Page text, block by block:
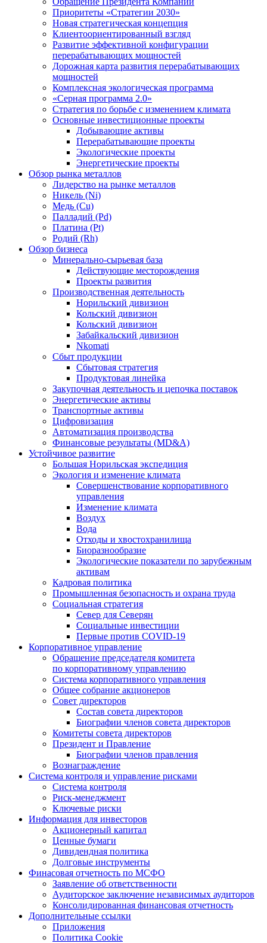
Приоритеты «Стратегии 2030»
Новая стратегическая концепция
Клиентоориентированный взгляд
Развитие эффективной конфигурации
перерабатывающих мощностей
Дорожная карта развития перерабатывающих
мощностей
Комплексная экологическая программа
«Серная программа 2.0»
Стратегия по борьбе с изменением климата
Основные инвестиционные проекты
Добывающие активы
Перерабатывающие проекты
Экологические проекты
Энергетические проекты
Обзор рынка металлов
Лидерство на рынке металлов
Никель (Ni)
Медь (Cu)
Палладий (Pd)
Платина (Pt)
Родий (Rh)
Обзор бизнеса
Минерально-сырьевая база
Действующие месторождения
Проекты развития
Производственная деятельность
Норильский дивизион
Кольский дивизион
Кольский дивизион
Забайкальский дивизион
Nkomati
Сбыт продукции
Сбытовая стратегия
Продуктовая линейка
Закупочная деятельность и цепочка поставок
Энергетические активы
Транспортные активы
Цифровизация
Автоматизация производства
Финансовые результаты (MD&A)
Устойчивое развитие
Большая Норильская экспедиция
Экология и изменение климата
Совершенствование корпоративного
управления
Изменение климата
Воздух
Вода
Отходы и хвостохранилища
Биоразнообразие
Экологические показатели по зарубежным
активам
Кадровая политика
Промышленная безопасность и охрана труда
Социальная стратегия
Север для Северян
Социальные инвестиции
Первые против COVID‑19
Корпоративное управление
Обращение председателя комитета
по корпоративному управлению
Система корпоративного управления
Общее собрание акционеров
Совет директоров
Состав совета директоров
Биографии членов совета директоров
Комитеты совета директоров
Президент и Правление
Биографии членов правления
Вознаграждение
Система контроля и управление рисками
Система контроля
Риск-менеджмент
Ключевые риски
Информация для инвесторов
Акционерный капитал
Ценные бумаги
Дивидендная политика
Долговые инструменты
Финасовая отчетность по МСФО
Заявление об ответственности
Аудиторское заключение независимых аудиторов
Консолидированная финансовая отчетность
Дополнительные ссылки
Приложения
Политика Cookie